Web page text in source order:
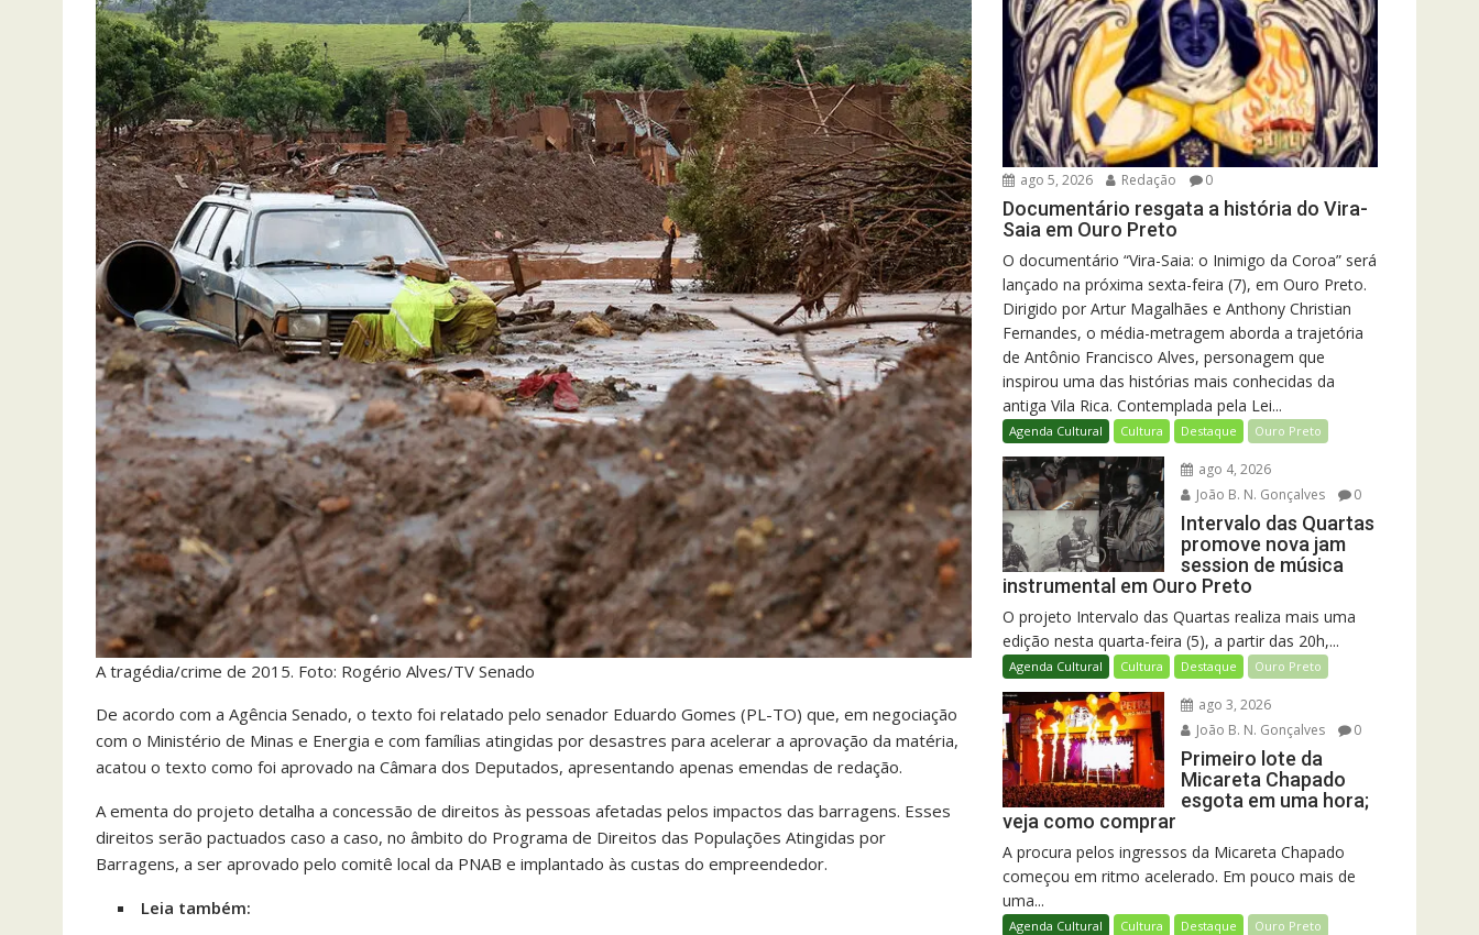
A tragédia/crime de 2015. Foto: Rogério Alves/TV Senado
De acordo com a Agência Senado, o texto foi relatado pelo senador Eduardo Gomes (PL-TO) que, em negociação
com o Ministério de Minas e Energia e com famílias atingidas por desastres para acelerar a aprovação da matéria,
acatou o texto como foi aprovado na Câmara dos Deputados, apresentando apenas emendas de redação.
A ementa do projeto detalha a concessão de direitos às pessoas afetadas pelos impactos das barragens. Esses
direitos serão pactuados caso a caso, no âmbito do Programa de Direitos das Populações Atingidas por
Barragens, a ser aprovado pelo comitê local da PNAB e implantado às custas do empreendedor.
Leia também:
ago 5, 2026 Redação 0
Documentário resgata a história do Vira-
Saia em Ouro Preto
O documentário “Vira-Saia: o Inimigo da Coroa” será
lançado na próxima sexta-feira (7), em Ouro Preto.
Dirigido por Artur Magalhães e Anthony Christian
Fernandes, o média-metragem aborda a trajetória
de Antônio Francisco Alves, personagem que
inspirou uma das histórias mais conhecidas da
antiga Vila Rica. Contemplada pela Lei...
Agenda Cultural Cultura Destaque Ouro Preto
ago 4, 2026
João B. N. Gonçalves
0
Intervalo das Quartas
promove nova jam
session de música
instrumental em Ouro Preto
O projeto Intervalo das Quartas realiza mais uma
edição nesta quarta-feira (5), a partir das 20h,...
Agenda Cultural Cultura Destaque Ouro Preto
ago 3, 2026
João B. N. Gonçalves
0
Primeiro lote da
Micareta Chapado
esgota em uma hora;
veja como comprar
A procura pelos ingressos da Micareta Chapado
começou em ritmo acelerado. Em pouco mais de
uma...
Agenda Cultural Cultura Destaque Ouro Preto